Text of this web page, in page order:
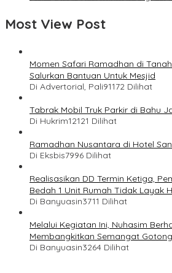
Most View Post
Momen Safari Ramadhan di
Salurkan Bantuan Untuk Mesjid
Di Advertorial, Pali91172 Dilihat
Tabrak Mobil Truk Parkir di Bahu
Di Hukrim12121 Dilihat
Ramadhan Nusantara di Hotel
Di Eksbis7996 Dilihat
Realisasikan DD Termin Ketiga,
Bedah 1 Unit Rumah Tidak Layak
Di Banyuasin3711 Dilihat
Melalui Kegiatan Ini, Nuhasim
Membangkitkan Semangat
Di Banyuasin3264 Dilihat